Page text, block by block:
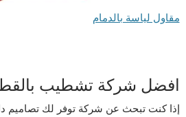
مقاول لياسة بالدمام
افضل شركة تشطيب
إذا كنت تبحث عن شركة توفر لك تصاميم